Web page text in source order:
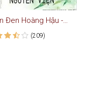
Than Đen Hoàng Hậu - Truyện Ngôn Tình
(209)